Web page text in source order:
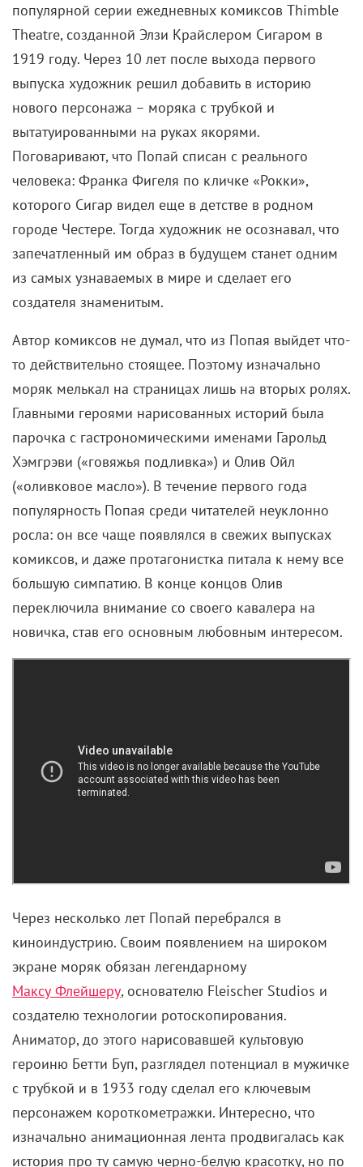
популярной серии ежедневных комиксов Thimble
Theatre, созданной Элзи Крайслером Сигаром в
1919 году. Через 10 лет после выхода первого
выпуска художник решил добавить в историю
нового персонажа – моряка с трубкой и
вытатуированными на руках якорями.
Поговаривают, что Попай списан с реального
человека: Франка Фигеля по кличке «Рокки»,
которого Сигар видел еще в детстве в родном
городе Честере. Тогда художник не осознавал, что
запечатленный им образ в будущем станет одним
из самых узнаваемых в мире и сделает его
создателя знаменитым.
Автор комиксов не думал, что из Попая выйдет что-
то действительно стоящее. Поэтому изначально
моряк мелькал на страницах лишь на вторых ролях.
Главными героями нарисованных историй была
парочка с гастрономическими именами Гарольд
Хэмгрэви («говяжья подливка») и Олив Ойл
(«оливковое масло»). В течение первого года
популярность Попая среди читателей неуклонно
росла: он все чаще появлялся в свежих выпусках
комиксов, и даже протагонистка питала к нему все
большую симпатию. В конце концов Олив
переключила внимание со своего кавалера на
новичка, став его основным любовным интересом.
Через несколько лет Попай перебрался в
киноиндустрию. Своим появлением на широком
экране моряк обязан легендарному
Максу Флейшеру, основателю Fleischer Studios и
создателю технологии ротоскопирования.
Аниматор, до этого нарисовавшей культовую
героиню Бетти Буп, разглядел потенциал в мужичке
с трубкой и в 1933 году сделал его ключевым
персонажем короткометражки. Интересно, что
изначально анимационная лента продвигалась как
история про ту самую черно-белую красотку, но по